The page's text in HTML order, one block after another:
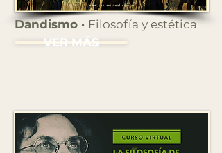
Dandismo · Filosofía y estética
VER MÁS